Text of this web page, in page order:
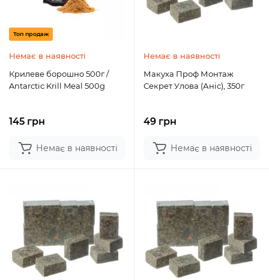
Топ продаж
Немає в наявності
Крилеве борошно 500г /
Antarctic Krill Meal 500g
145 грн
Немає в наявності
Немає в наявності
Макуха Проф Монтаж
Секрет Улова (Аніс), 350г
49 грн
Немає в наявності